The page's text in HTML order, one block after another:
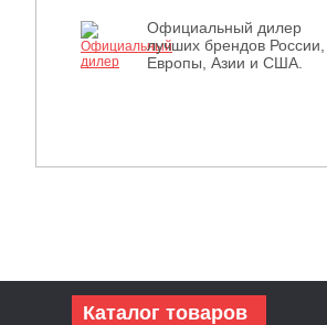
Официальный дилер
лучших брендов России,
Европы, Азии и США.
Каталог товаров